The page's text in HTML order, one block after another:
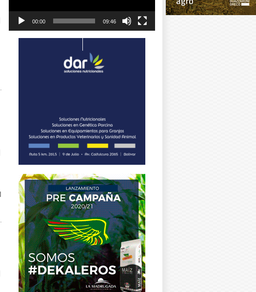
00:00 09:46